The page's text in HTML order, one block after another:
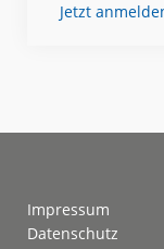
Jetzt
Impressum
Datenschutz